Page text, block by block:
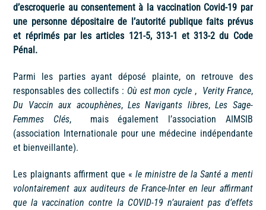
d’escroquerie au consentement à la vaccination Covid-19 par
une personne dépositaire de l’autorité publique faits prévus
et réprimés par les articles 121-5, 313-1 et 313-2 du Code
Pénal.
Parmi les parties ayant déposé plainte, on retrouve des
responsables des collectifs : Où est mon cycle , Verity France,
Du Vaccin aux acouphènes,Les Navigants libres,Les Sage-
Femmes Clés, mais également l’association AIMSIB
(association Internationale pour une médecine indépendante
et bienveillante).
Les plaignants affirment que « le ministre de la Santé a menti
volontairement aux auditeurs de France-Inter en leur affirmant
que la vaccination contre la COVID-19 n’auraient pas d’effets